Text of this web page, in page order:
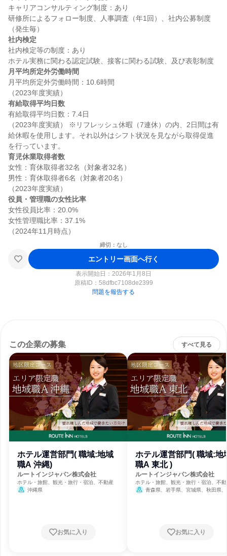
キャリアコンサルティング制度：あり
研修所によるフォロー制度、人事調査（年1回）、社内公募制度
社内検定
社内検定等の制度：あり
月平均所定外労働時間
月平均所定外労働時間：10.6時間
有給取得平均日数
有給取得平均日数：7.4日
（2023年度実績） ※リフレッシュ休暇（7連休）の内、2日間は有
給休暇を使用します。それ以外はシフト状況を見ながら取得促進
育児休業取得者数
女性：育休取得者32名（対象者32名）
男性：育休取得者6名（対象者20名）
役員・管理職の女性比率
女性役員比率：20.0%
女性管理職比率：37.1%
締切：なし
エントリー画面へ行く
表示開始日：2026年1月8日
原稿ID： 58dfbc7108de2399
問題を報告する
この企業の募集 すべて見る
ホテル運営部門( 職域:地域
職A 沖縄)
ルートインジャパン株式会社
ホテル・旅館、観光・旅行・宿泊、不動産
沖縄県
お気に入り
ホテル運営部門( 職域:地
職A 東北 )
ルートインジャパン株式会社
ホテル・旅館、観光・旅行・宿泊、不
青森県、岩手県、宮城県、秋田県
お気に入り